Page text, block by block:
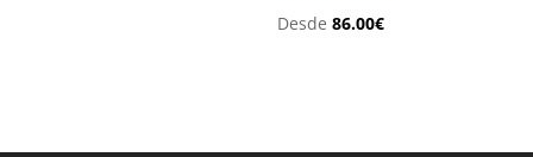
Desde 86.00€